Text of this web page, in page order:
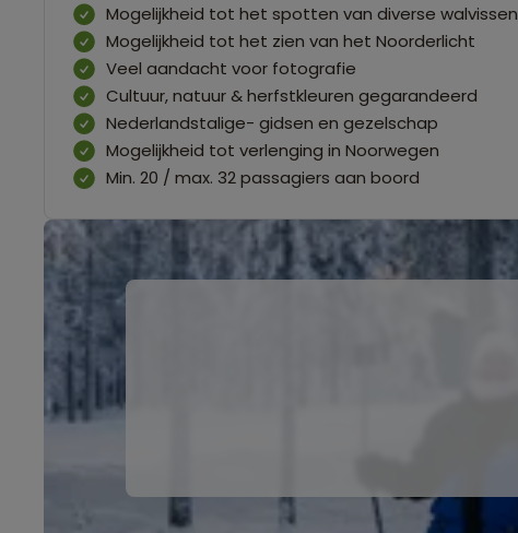
Mogelijkheid tot het spotten van diverse walvissen
Mogelijkheid tot het zien van het Noorderlicht
Veel aandacht voor fotografie
Cultuur, natuur & herfstkleuren gegarandeerd
Nederlandstalige- gidsen en gezelschap
Mogelijkheid tot verlenging in Noorwegen
Min. 20 / max. 32 passagiers aan boord